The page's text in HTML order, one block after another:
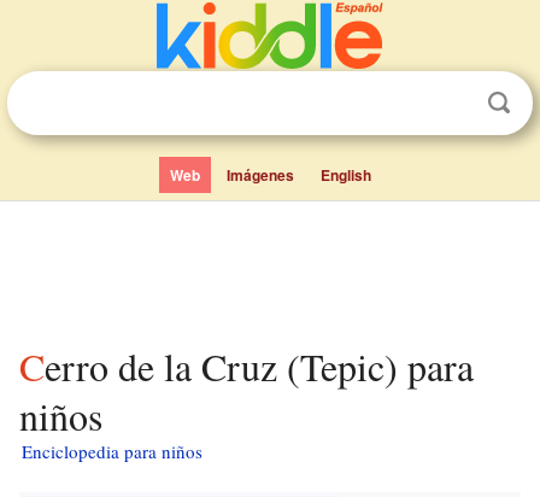
Web Imágenes English
Cerro de la Cruz (Tepic) para
niños
Enciclopedia para niños